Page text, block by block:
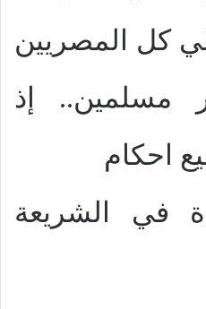
كل المصريين
مسلمين.. إذ
احكام
في الشريعة